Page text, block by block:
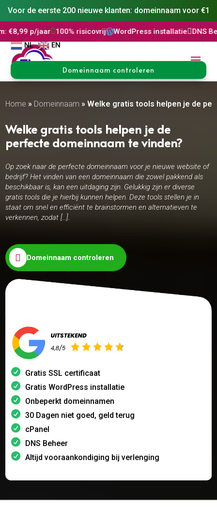
Voor de eerste 200 nieuwe klanten: domeinnaam voor €1
100% risicovrijWordPress installatieDNS Beheer30
NL
EN
Domeinnaam controleren
Home » Domeinnaam »Welke gratis tools helpen je de
Welke gratis tools helpen je de
perfecte domeinnaam te vinden?
Op zoek naar de perfecte domeinnaam voor je nieuwe website of
bedrijf? Het vinden van een domeinnaam die zowel pakkend als
beschikbaar is, kan een uitdaging zijn. Gelukkig zijn er diverse
gratis tools die je hierbij kunnen helpen. Deze tools stellen je in
staat om snel en efficiënt te brainstormen en alternatieven te
verkennen, zodat […]..
 Domeinnaam controleren
Gratis SSL certificaat
Gratis WordPress installatie
Onbeperkt domeinnamen
30 Dagen niet goed, geld terug
cPanel
DNS Beheer
Altijd vooraankondiging bij verlenging